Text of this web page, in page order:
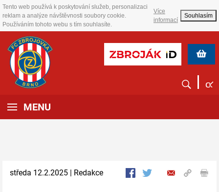
Tento web používá k poskytování služeb, personalizaci
reklam a analýze návštěvnosti soubory cookie.
Používáním tohoto webu s tím souhlasíte.
Více
informací
Souhlasím
MENU
středa 12.2.2025 | Redakce